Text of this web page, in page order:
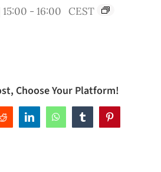
-16:00 CEST
Choose Your Platform!
Reddit LinkedInWhatsAppTumblrPinterest